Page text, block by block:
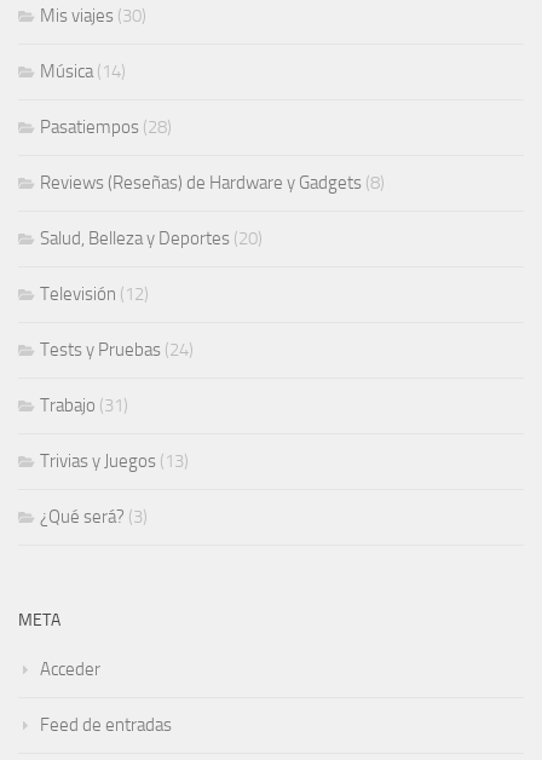
Mis viajes (30)
Música (14)
Pasatiempos (28)
Reviews (Reseñas) de Hardware y Gadgets (8)
Salud, Belleza y Deportes (20)
Televisión (12)
Tests y Pruebas (24)
Trabajo (31)
Trivias y Juegos (13)
¿Qué será? (3)
META
Acceder
Feed de entradas